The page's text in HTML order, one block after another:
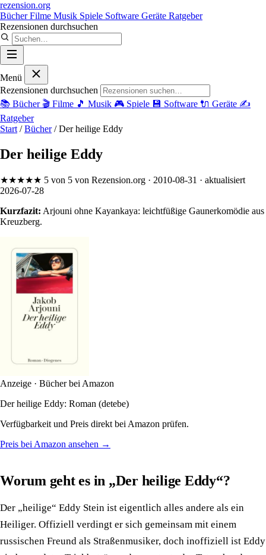
rezension.org
BücherFilme Musik Spiele Software Geräte Ratgeber
Rezensionen durchsuchen
Menü
Rezensionen durchsuchen
📚 Bücher 🎬 Filme 🎵 Musik 🎮 Spiele 💾 Software 🔌 Geräte ✍️
Ratgeber
Start / Bücher / Der heilige Eddy
Der heilige Eddy
★★★★★ 5 von 5 von Rezension.org · 2010-08-31 · aktualisiert
2026-07-28
Kurzfazit: Arjouni ohne Kayankaya: leichtfüßige Gaunerkomödie aus
Kreuzberg.
Anzeige · Bücher bei Amazon
Der heilige Eddy: Roman (detebe)
Verfügbarkeit und Preis direkt bei Amazon prüfen.
Preis bei Amazon ansehen →
Worum geht es in „Der heilige Eddy“?
Der „heilige“ Eddy Stein ist eigentlich alles andere als ein
Heiliger. Offiziell verdingt er sich gemeinsam mit einem
russischen Freund als Straßenmusiker, doch inoffiziell ist Eddy